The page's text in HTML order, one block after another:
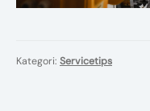
Kategori: Servicetips